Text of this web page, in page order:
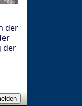
der
der